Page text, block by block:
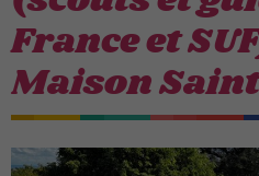
France et
Maison